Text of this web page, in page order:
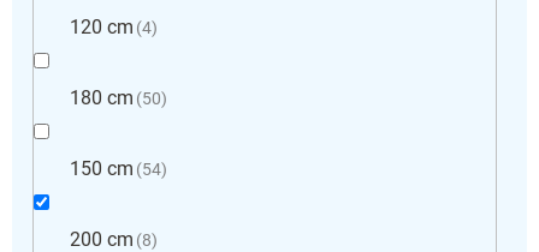
120 cm 4
180 cm 50
150 cm 54
200 cm 8